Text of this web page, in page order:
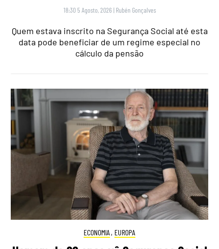
18:30 5 Agosto, 2026 | Rubén Gonçalves
Quem estava inscrito na Segurança Social até esta
data pode beneficiar de um regime especial no
cálculo da pensão
ECONOMIA , EUROPA